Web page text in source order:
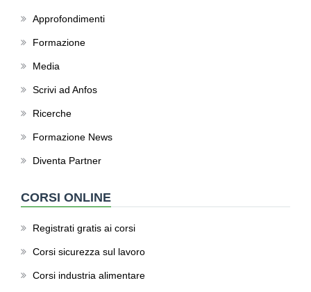
Approfondimenti
Formazione
Media
Scrivi ad Anfos
Ricerche
Formazione News
Diventa Partner
CORSI ONLINE
Registrati gratis ai corsi
Corsi sicurezza sul lavoro
Corsi industria alimentare